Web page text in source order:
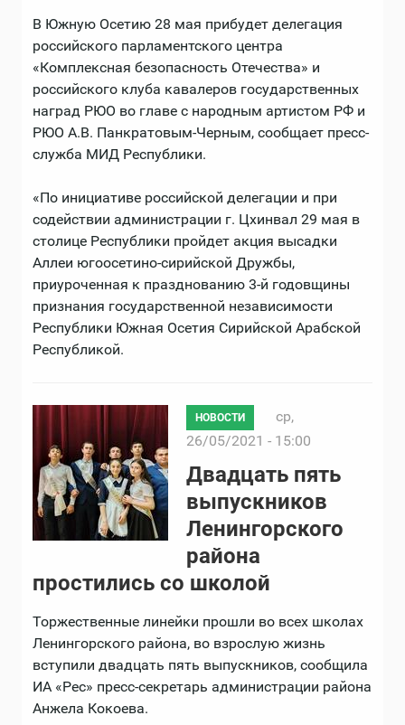
В Южную Осетию 28 мая прибудет делегация
российского парламентского центра
«Комплексная безопасность Отечества» и
российского клуба кавалеров государственных
наград РЮО во главе с народным артистом РФ и
РЮО А.В. Панкратовым-Черным, сообщает пресс-
служба МИД Республики.
«По инициативе российской делегации и при
содействии администрации г. Цхинвал 29 мая в
столице Республики пройдет акция высадки
Аллеи югоосетино-сирийской Дружбы,
приуроченная к празднованию 3-й годовщины
признания государственной независимости
Республики Южная Осетия Сирийской Арабской
Республикой.
НОВОСТИ
ср,
26/05/2021 - 15:00
Двадцать пять
выпускников
Ленингорского
района
простились со школой
Торжественные линейки прошли во всех школах
Ленингорского района, во взрослую жизнь
вступили двадцать пять выпускников, сообщила
ИА «Рес» пресс-секретарь администрации района
Анжела Кокоева.